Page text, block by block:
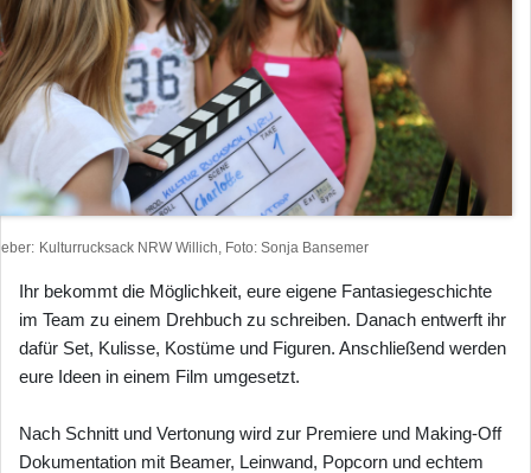
Kulturrucksack NRW Willich, Foto: Sonja Bansemer
Ihr bekommt die Möglichkeit, eure eigene Fantasiegeschichte
im Team zu einem Drehbuch zu schreiben. Danach entwerft ihr
dafür Set, Kulisse, Kostüme und Figuren. Anschließend werden
eure Ideen in einem Film umgesetzt.
Nach Schnitt und Vertonung wird zur Premiere und Making-Off
Dokumentation mit Beamer, Leinwand, Popcorn und echtem